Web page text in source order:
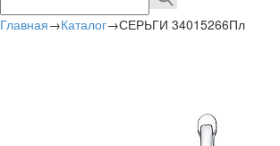
Главная→Каталог→СЕРЬГИ 34015266Пл